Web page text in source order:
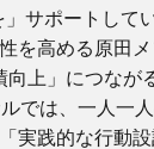
サポートして
を高める原田メ
向上」につなが
では、一人一
実践的な行動